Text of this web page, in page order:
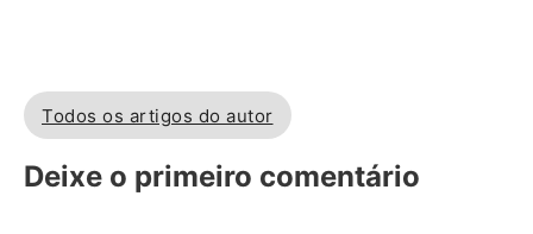
Todos os artigos do autor
Deixe o primeiro comentário